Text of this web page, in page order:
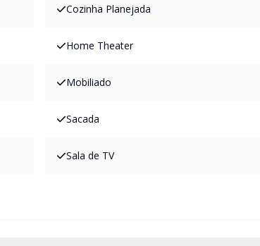
Cozinha Planejada
Home Theater
Mobiliado
Sacada
Sala de TV